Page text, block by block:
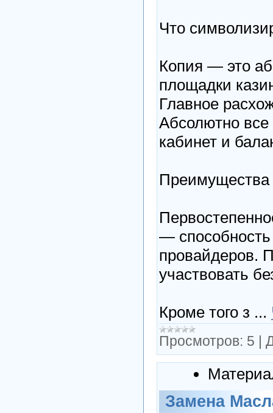
Что
Копия — это
площадки
Главное
Абсолютно
кабинет и
— способность
провайдеров.
участвовать
Кроме того з ...
Просмотров: 5 |
Замена